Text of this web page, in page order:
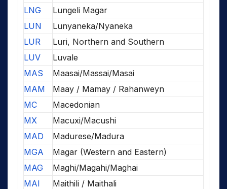
LNG
Lungeli Magar
LUN
Lunyaneka/Nyaneka
LUR
Luri, Northern and Southern
LUV
Luvale
MAS
Maasai/Massai/Masai
MAM
Maay / Mamay / Rahanweyn
MC
Macedonian
MX
Macuxi/Macushi
MAD
Madurese/Madura
MGA
Magar (Western and Eastern)
MAG
Maghi/Magahi/Maghai
MAI
Maithili / Maithali